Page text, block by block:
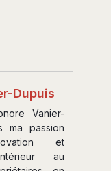
Dupuis
Vanier-
ma passion
et
au